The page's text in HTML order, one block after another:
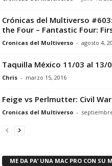
Crónicas del Multiverso
the Four – Fantastic Four:
Cronicas del Multiverso - agosto 4,
Taquilla México 11/03 al 13/
Chris - marzo 15, 2016
Feige vs Perlmutter: Civil War
Cronicas del Multiverso -
ME DA PA’ UNA MAC PRO CON SU